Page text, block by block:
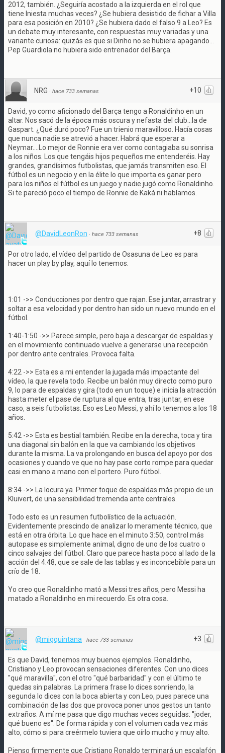
2012, también. ¿Seguiría acostado a la izquierda en el rol que
tiene Iniesta muchas veces? ¿Se hubiera desistido de fichar a Villa
para esa posición en 2010? ¿Se hubiera dado el falso 9 a Leo? Es
un debate muy interesante, con respuestas muy variadas y una
variante curiosa: quizás es que si Dinho no se hubiera apagando...
Pep Guardiola no hubiera sido entrenador del Barça.
+10
NRG · hace 733 semanas
David, yo como aficionado del Barça tengo a Ronaldinho en un
altar. Nos sacó de la época más oscura y nefasta del club...la de
Gaspart. ¿Qué duró poco? Fue un trienio maravilloso. Hacía cosas
que nunca nadie se atrevió a hacer. Habrá que esperar a
Neymar....Lo mejor de Ronnie era ver como contagiaba su sonrisa
a los niños. Los que tengáis hijos pequeños me entenderéis. Hay
grandes, grandísimos futbolistas, que jamás transmiten eso. El
fútbol es un negocio y en la élite lo que importa es ganar pero
para los niños el fútbol es un juego y nadie jugó como Ronaldinho.
Si te pareció poco el tiempo de Ronnie de Kaká ni hablamos.
+8
@DavidLeonRon · hace 733 semanas
Por otro lado, el vídeo del partido de Osasuna de Leo es para
hacer un play by play, aquí lo tenemos:
1:01 ->> Conducciones por dentro que rajan. Ese juntar, arrastrar y
soltar a esa velocidad y por dentro han sido un nuevo mundo en el
fútbol.
1:40-1:50 ->> Parece simple, pero baja a descargar de espaldas y
en el movimiento continuado vuelve a generarse una recepción
por dentro ante centrales. Provoca falta.
4:22 ->> Esta es a mi entender la jugada más impactante del
vídeo, la que revela todo. Recibe un balón muy directo como puro
9, lo para de espaldas y gira (todo en un toque) e inicia la atracción
hasta meter el pase de ruptura al que entra, tras juntar, en ese
caso, a seis futbolistas. Eso es Leo Messi, y ahí lo tenemos a los 18
años.
5:42 ->> Esta es bestial también. Recibe en la derecha, toca y tira
una diagonal sin balón en la que va cambiando los objetivos
durante la misma. La va prolongando en busca del apoyo por dos
ocasiones y cuando ve que no hay pase corto rompe para quedar
casi en mano a mano con el portero. Puro fútbol.
8:34 ->> La locura ya. Primer toque de espaldas más propio de un
Kluivert, de una sensibilidad tremenda ante centrales.
Todo esto es un resumen futbolístico de la actuación.
Evidentemente prescindo de analizar lo meramente técnico, que
está en otra órbita. Lo que hace en el minuto 3:50, control más
autopase es simplemente animal, digno de uno de los cuatro o
cinco salvajes del fútbol. Claro que parece hasta poco al lado de la
acción del 4:48, que se sale de las tablas y es inconcebible para un
crío de 18.
Yo creo que Ronaldinho mató a Messi tres años, pero Messi ha
matado a Ronaldinho en mi recuerdo. Es otra cosa.
+3
@migquintana · hace 733 semanas
Es que David, tenemos muy buenos ejemplos. Ronaldinho,
Cristiano y Leo provocan sensaciones diferentes. Con uno dices
''qué maravilla'', con el otro ''qué barbaridad'' y con el último te
quedas sin palabras. La primera frase lo dices sonriendo, la
segunda lo dices con la boca abierta y con Leo, pues parece una
combinación de las dos que provoca poner unos gestos un tanto
extraños. A mí me pasa que digo muchas veces seguidas: ''joder,
qué bueno es''. De forma rápida y con el volumen cada vez más
alto, cómo si para creérmelo tuviera que oírlo mucho y muy alto.
Pienso firmemente que Cristiano Ronaldo terminará un escalafón